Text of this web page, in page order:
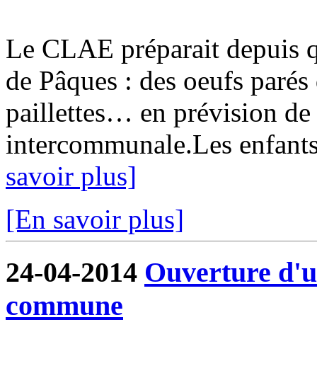
Le CLAE préparait depuis
de Pâques : des oeufs
paillettes… en prévision de
intercommunale.Les
savoir plus]
[En savoir plus]
24-04-2014 Ouverture
commune